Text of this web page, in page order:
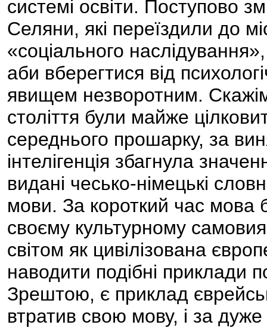
системі освіти. Поступово
Селяни, які переїздили до
«соціального
аби вберегтися від
явищем незворотним.
століття були майже
середнього прошарку, за
інтелігенція збагнула
видані чесько-німецькі
мови. За короткий час мова
своєму культурному
світом як цивілізована
наводити подібні приклади
Зрештою, є приклад
втратив свою мову, і за дуже